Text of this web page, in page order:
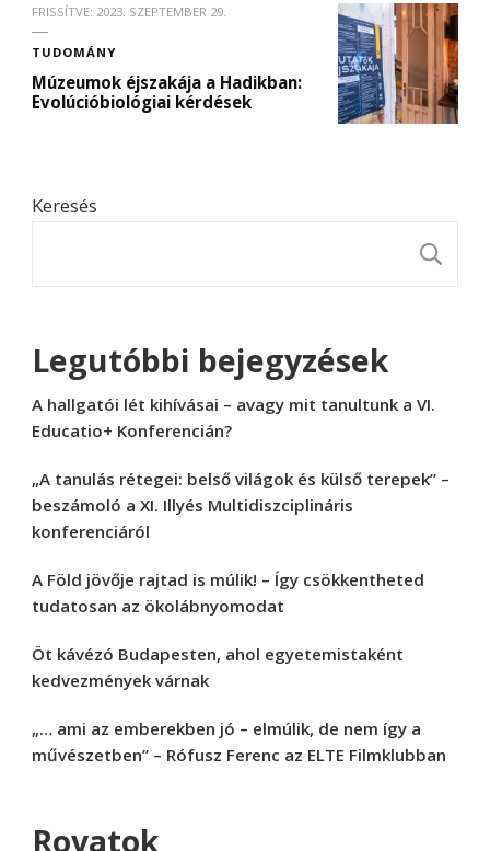
FRISSÍTVE: 2023. SZEPTEMBER 29.
TUDOMÁNY
Múzeumok éjszakája a Hadikban:
Evolúcióbiológiai kérdések
Keresés
Legutóbbi bejegyzések
A hallgatói lét kihívásai – avagy mit tanultunk a VI.
Educatio+ Konferencián?
„A tanulás rétegei: belső világok és külső terepek” –
beszámoló a XI. Illyés Multidiszciplináris
konferenciáról
A Föld jövője rajtad is múlik! – Így csökkentheted
tudatosan az ökolábnyomodat
Öt kávézó Budapesten, ahol egyetemistaként
kedvezmények várnak
„… ami az emberekben jó – elmúlik, de nem így a
művészetben” – Rófusz Ferenc az ELTE Filmklubban
Rovatok